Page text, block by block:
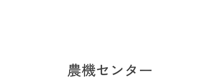
農機センター